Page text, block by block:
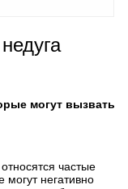
могут вызвать
частые
негативно